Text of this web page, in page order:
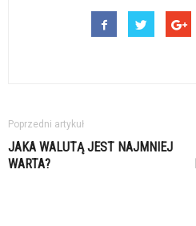
Poprzedni artykuł
JAKA WALUTĄ JEST NAJMNIEJ
WARTA?